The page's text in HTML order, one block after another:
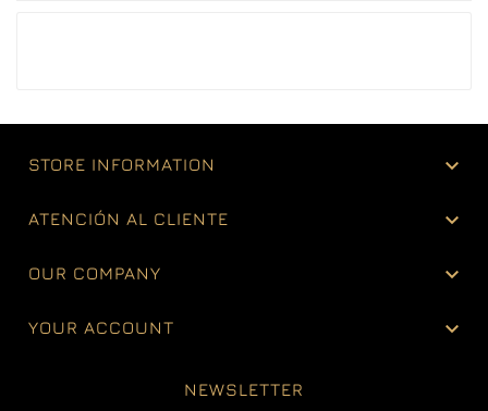
STORE INFORMATION 
ATENCIÓN AL CLIENTE 
OUR COMPANY 
YOUR ACCOUNT 
NEWSLETTER